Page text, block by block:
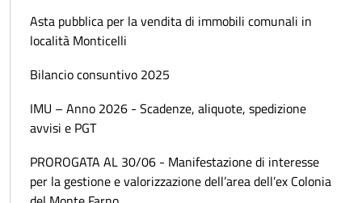
Asta pubblica per la vendita di immobili comunali in
località Monticelli
Bilancio consuntivo 2025
IMU – Anno 2026 - Scadenze, aliquote, spedizione
avvisi e PGT
PROROGATA AL 30/06 - Manifestazione di interesse
per la gestione e valorizzazione dell’area dell’ex Colonia